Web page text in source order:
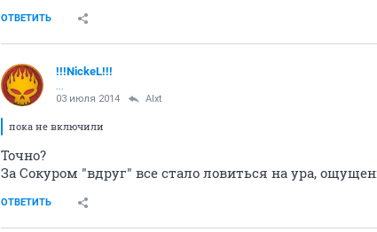
ОТВЕТИТЬ
!!!NickeL!!!
...
03 июля 2014 Alxt
пока не включили
Точно?
За Сокуром "вдруг" все стало ловиться на ура,
ОТВЕТИТЬ